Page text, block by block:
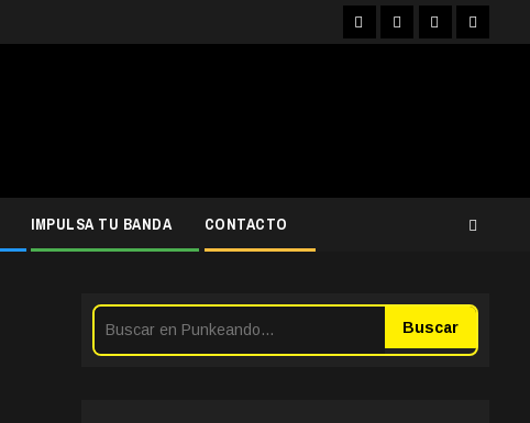
FacebookInstagram
YouTubeTwitter
IMPULSA TU BANDA CONTACTO
Buscar